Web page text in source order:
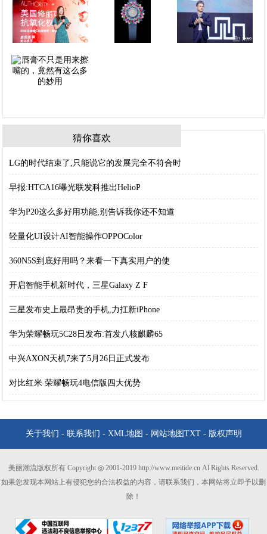
猜你喜欢
LG的时代结束了,只能说它的发展完全不符合时
早报:HTCA16曝光联发科推出HelioP
华为P20这么多好用功能,别告诉我你还不知道
轻量化UI设计AI智能操作OPPOColor
360N5S到底好用吗？来看一下真实用户的使
开启智能手机新时代，三星Galaxy Z F
三星发布史上最昂贵的手机,力扛新iPhone
华为荣耀畅玩5C28日发布:首发八核麒麟65
中兴AXON天机7来了5月26日正式发布
对比红米 荣耀畅玩4电信版四大优势
关于我们 - 联系我们 - XML地图 - 网站地图 TXT- 版权声明
美丽潮流版权所有 Copyright ◎ 2001-2019 http://www.meitide.cn Al Rights Reserved.
如果您发现本网站上有侵犯您的合法权益的内容，请联系我们，本网站将立即予以删
除！